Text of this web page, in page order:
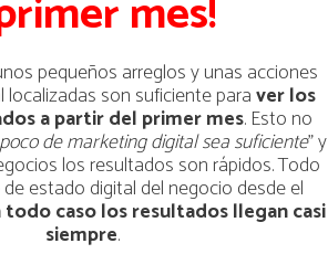
mes!
pequeños arreglos y unas acciones
son suficiente paraver los
a partir del primer mes. Esto no
de marketing digital sea suficiente” y
los resultados son rápidos. Todo
estado digital del negocio desde el
todo caso los resultados llegan casi
siempre.